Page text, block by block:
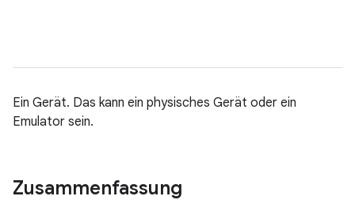
Ein Gerät. Das kann ein physisches Gerät oder ein
Emulator sein.
Zusammenfassung